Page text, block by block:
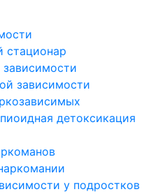
стационар
зависимости
детоксикация
у подростков